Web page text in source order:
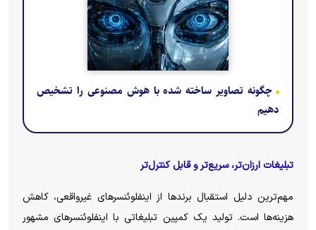
چگونه تصاویر ساخته شده با هوش‌ مصنوعی را تشخیص
دهیم
تبلیغات ارزان‌تر، سریع‌تر و قابل کنترل‌تر
مهم‌ترین دلیل استقبال برند‌ها از اینفلوئنسر‌های غیرواقعی، کاهش
هزینه‌ها است. تولید یک کمپین تبلیغاتی با اینفلوئنسر‌های مشهور